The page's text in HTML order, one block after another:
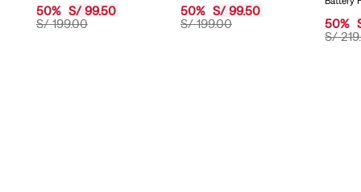
página.
S/ 199.00
50% S/ 99.50
S/ 199.00
50% S/ 99.50
S/ 219.
50%